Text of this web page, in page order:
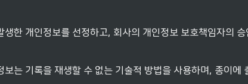
생한 개인정보를 선정하고, 회사의 개인정보 보호책임자의
보는 기록을 재생할 수 없는 기술적 방법을 사용하며, 종이